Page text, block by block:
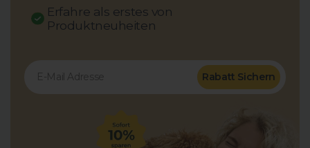
Erfahre als erstes von
Produktneuheiten
Rabatt Sichern